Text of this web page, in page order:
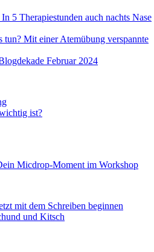
5 Therapiestunden auch nachts Nase
tun? Mit einer Atemübung verspannte
Februar 2024
ist?
Micdrop-Moment im Workshop
mit dem Schreiben beginnen
und Kitsch